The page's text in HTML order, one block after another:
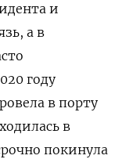
и
а в
году
в порту
в
покинула